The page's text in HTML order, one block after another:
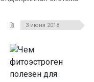
3 июня 2018